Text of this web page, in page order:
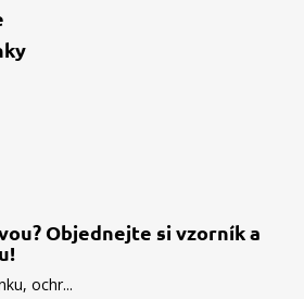
Objednejte si vzorník a
ochr...